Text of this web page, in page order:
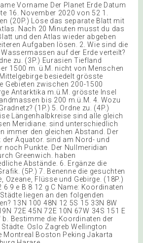
Vorname Der Planet Erde Datum
16. November 2020 von 52 1.
(20P.) Löse das separate Blatt mit
Nach 20 Minuten musst du das
und den Atlas wieder abgeben
Aufgaben lösen. 2. Wie sind die
auf der Erde verteilt?
zu. (3P.) Eurasien Tiefland
1500 m. ü.M. nicht von Menschen
besiedelt grösste
Gebieten zwischen 200-1500
Antarktika m.ü.M. grösste Insel
bis 200 m.ü.M. 4. Wozu
(1P.) 5. Ordne zu. (4P.)
Längenhalbkreise sind alle gleich
Meridiane. sind unterschiedlich
immer den gleichen Abstand. Der
der Äquator. sind am Nord- und
noch Punkte. Der Nullmeridian
Greenwich. haben
Abstände. 6. Ergänze die
(5P.) 7. Benenne die gesuchten
Ozeane, Flüsse und Gebirge. (18P.)
6 9 e B 8 12 g C Name: Koordinaten
liegen an den folgenden
13N 100 48N 12 5S 15 33N 8W
72E 45N 72E 10N 67W 34S 151 E
b. Bestimme die Koordinaten der
Oslo Zagreb Wellington
Montreal Boston Peking Jakarta